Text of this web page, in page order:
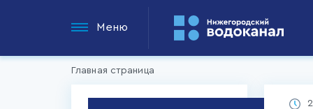
Меню
Главная страница